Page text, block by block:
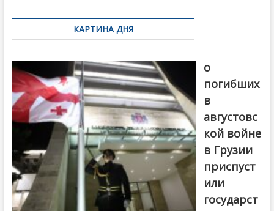
по
записямКАРТИНА ДНЯ
о
погибших
в
августовс
кой войне
в Грузии
приспуст
или
государст